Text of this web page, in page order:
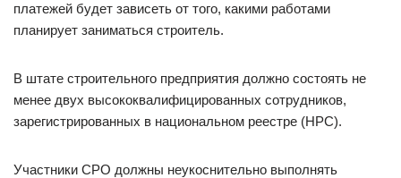
платежей будет зависеть от того, какими работами
планирует заниматься строитель.
В штате строительного предприятия должно состоять не
менее двух высококвалифицированных сотрудников,
зарегистрированных в национальном реестре (НРС).
Участники СРО должны неукоснительно выполнять